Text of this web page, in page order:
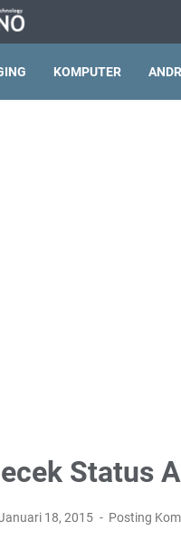
KOMPUTER
Status
18, 2015 Posting